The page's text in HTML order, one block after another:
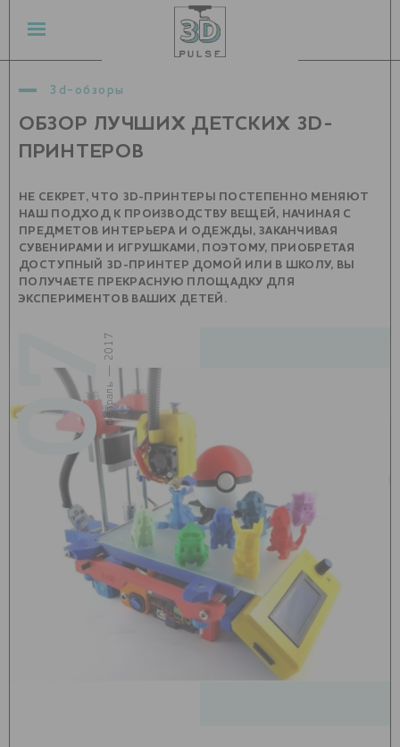
3d-обзоры
ОБЗОР ЛУЧШИХ ДЕТСКИХ 3D-
ПРИНТЕРОВ
НЕ СЕКРЕТ, ЧТО 3D-ПРИНТЕРЫ ПОСТЕПЕННО МЕНЯЮТ
НАШ ПОДХОД К ПРОИЗВОДСТВУ ВЕЩЕЙ, НАЧИНАЯ С
ПРЕДМЕТОВ ИНТЕРЬЕРА И ОДЕЖДЫ, ЗАКАНЧИВАЯ
СУВЕНИРАМИ И ИГРУШКАМИ, ПОЭТОМУ, ПРИОБРЕТАЯ
ДОСТУПНЫЙ 3D-ПРИНТЕР ДОМОЙ ИЛИ В ШКОЛУ, ВЫ
ПОЛУЧАЕТЕ ПРЕКРАСНУЮ ПЛОЩАДКУ ДЛЯ
ЭКСПЕРИМЕНТОВ ВАШИХ ДЕТЕЙ.
07
февраль — 2017